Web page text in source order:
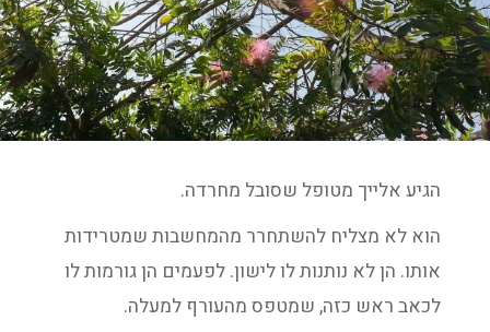
הגיע אלייך מטופל שסובל מחרדה.
הוא לא מצליח להשתחרר מהמחשבות שמטרידות
אותו. הן לא נותנות לו לישון. לפעמים הן גורמות לו
לכאב ראש כזה, שמטפס מהעורף למעלה.